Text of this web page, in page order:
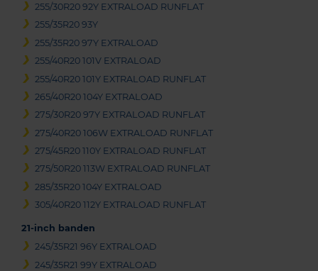
255/30R20 92Y EXTRALOAD RUNFLAT
255/35R20 93Y
255/35R20 97Y EXTRALOAD
255/40R20 101V EXTRALOAD
255/40R20 101Y EXTRALOAD RUNFLAT
265/40R20 104Y EXTRALOAD
275/30R20 97Y EXTRALOAD RUNFLAT
275/40R20 106W EXTRALOAD RUNFLAT
275/45R20 110Y EXTRALOAD RUNFLAT
275/50R20 113W EXTRALOAD RUNFLAT
285/35R20 104Y EXTRALOAD
305/40R20 112Y EXTRALOAD RUNFLAT
21-inch banden
245/35R21 96Y EXTRALOAD
245/35R21 99Y EXTRALOAD